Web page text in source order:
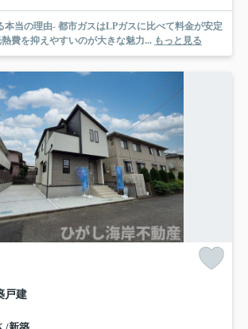
ガスに比べて料金が安定
費を抑えやすいのが大きな魅力... もっと見る
戸建